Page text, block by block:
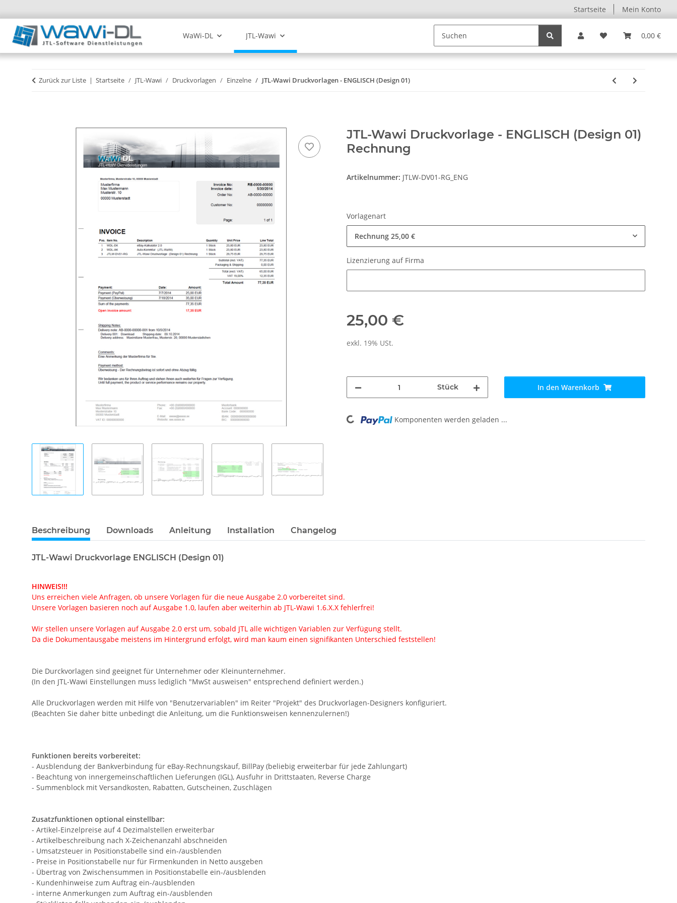
Startseite Mein Konto
0,00 €
WaWi-DL JTL-Wawi
Zurück zur Liste Startseite JTL-Wawi Druckvorlagen Einzelne JTL-Wawi Druckvorlagen - ENGLISCH (Design 01)
JTL-Wawi Druckvorlage - ENGLISCH (Design 01)
Rechnung
Artikelnummer: JTLW-DV01-RG_ENG
Vorlagenart
Rechnung 25,00 €
Lizenzierung auf Firma
25,00 €
exkl. 19% USt.
Stück In den Warenkorb
Loading... Komponenten werden geladen ...
Beschreibung Downloads Anleitung Installation Changelog
JTL-Wawi Druckvorlage ENGLISCH (Design 01)
HINWEIS!!!
Uns erreichen viele Anfragen, ob unsere Vorlagen für die neue Ausgabe 2.0 vorbereitet sind.
Unsere Vorlagen basieren noch auf Ausgabe 1.0, laufen aber weiterhin ab JTL-Wawi 1.6.X.X fehlerfrei!
Wir stellen unsere Vorlagen auf Ausgabe 2.0 erst um, sobald JTL alle wichtigen Variablen zur Verfügung stellt.
Da die Dokumentausgabe meistens im Hintergrund erfolgt, wird man kaum einen signifikanten Unterschied feststellen!
Die Durckvorlagen sind geeignet für Unternehmer oder Kleinunternehmer.
(In den JTL-Wawi Einstellungen muss lediglich "MwSt ausweisen" entsprechend definiert werden.)
Alle Druckvorlagen werden mit Hilfe von "Benutzervariablen" im Reiter "Projekt" des Druckvorlagen-Designers konfiguriert.
(Beachten Sie daher bitte unbedingt die Anleitung, um die Funktionsweisen kennenzulernen!)
Funktionen bereits vorbereitet:
- Ausblendung der Bankverbindung für eBay-Rechnungskauf, BillPay (beliebig erweiterbar für jede Zahlungart)
- Beachtung von innergemeinschaftlichen Lieferungen (IGL), Ausfuhr in Drittstaaten, Reverse Charge
- Summenblock mit Versandkosten, Rabatten, Gutscheinen, Zuschlägen
Zusatzfunktionen optional einstellbar:
- Artikel-Einzelpreise auf 4 Dezimalstellen erweiterbar
- Artikelbeschreibung nach X-Zeichenanzahl abschneiden
- Umsatzsteuer in Positionstabelle sind ein-/ausblenden
- Preise in Positionstabelle nur für Firmenkunden in Netto ausgeben
- Übertrag von Zwischensummen in Positionstabelle ein-/ausblenden
- Kundenhinweise zum Auftrag ein-/ausblenden
- interne Anmerkungen zum Auftrag ein-/ausblenden